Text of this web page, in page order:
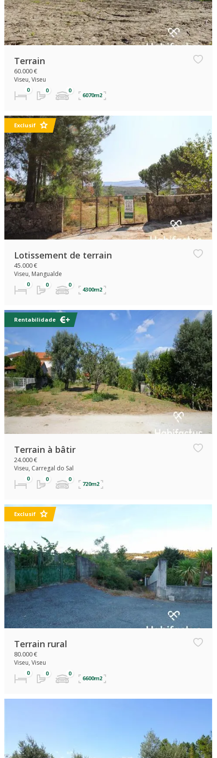
Terrain
60.000 €
Viseu, Viseu
6070m2
Exclusif
Lotissement de terrain
45.000 €
Viseu, Mangualde
4300m2
Rentabilidade
Terrain à bâtir
24.000 €
Viseu, Carregal do Sal
720m2
Exclusif
Terrain rural
80.000 €
Viseu, Viseu
6600m2